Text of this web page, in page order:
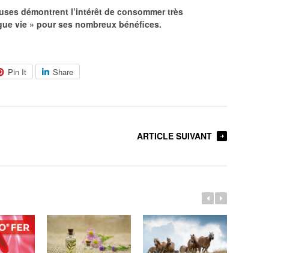
démontrent l’intérêt de consommer très
vie » pour ses nombreux bénéfices.
Pin It Share
ARTICLE SUIVANT